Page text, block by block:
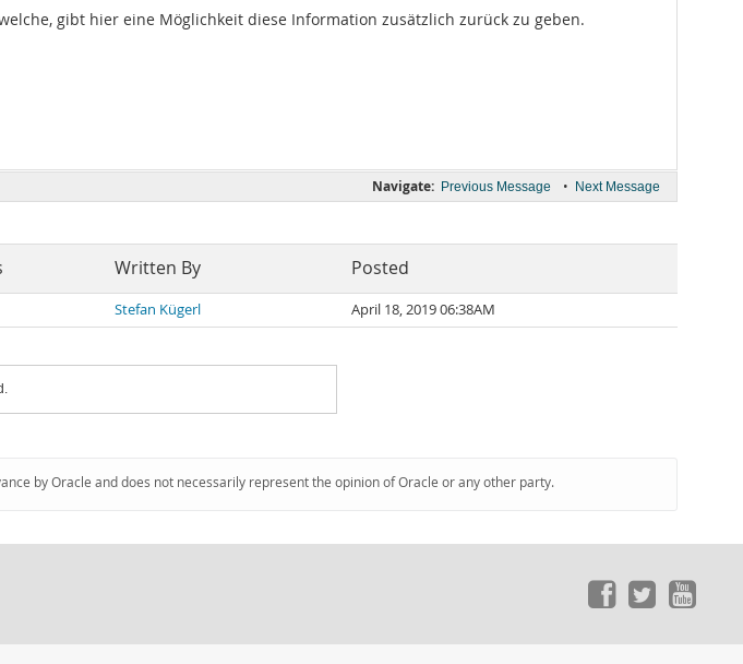
gibt hier eine Möglichkeit diese Information zusätzlich zurück zu geben.
Navigate: Previous Message • Next Message
Written By Posted
Stefan Kügerl April 18, 2019 06:38AM
by Oracle and does not necessarily represent the opinion of Oracle or any other party.